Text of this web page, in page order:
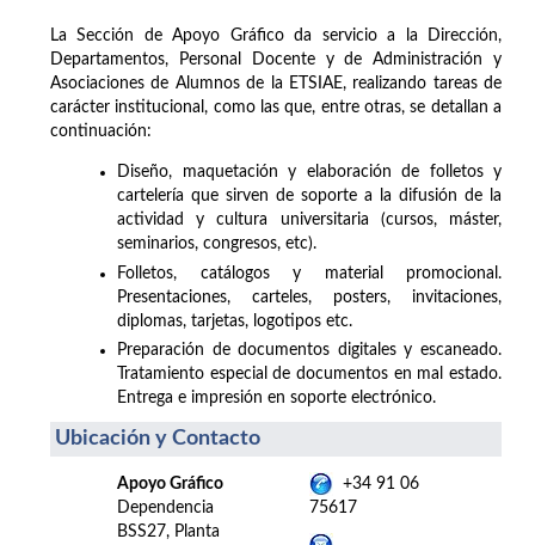
La Sección de Apoyo Gráfico da servicio a la Dirección,
Departamentos, Personal Docente y de Administración y
Asociaciones de Alumnos de la ETSIAE, realizando tareas de
carácter institucional, como las que, entre otras, se detallan a
continuación:
Diseño, maquetación y elaboración de folletos y
cartelería que sirven de soporte a la difusión de la
actividad y cultura universitaria (cursos, máster,
seminarios, congresos, etc).
Folletos, catálogos y material promocional.
Presentaciones, carteles, posters, invitaciones,
diplomas, tarjetas, logotipos etc.
Preparación de documentos digitales y escaneado.
Tratamiento especial de documentos en mal estado.
Entrega e impresión en soporte electrónico.
Ubicación y Contacto
Apoyo Gráfico
Dependencia
BSS27, Planta
+34 91 06
75617